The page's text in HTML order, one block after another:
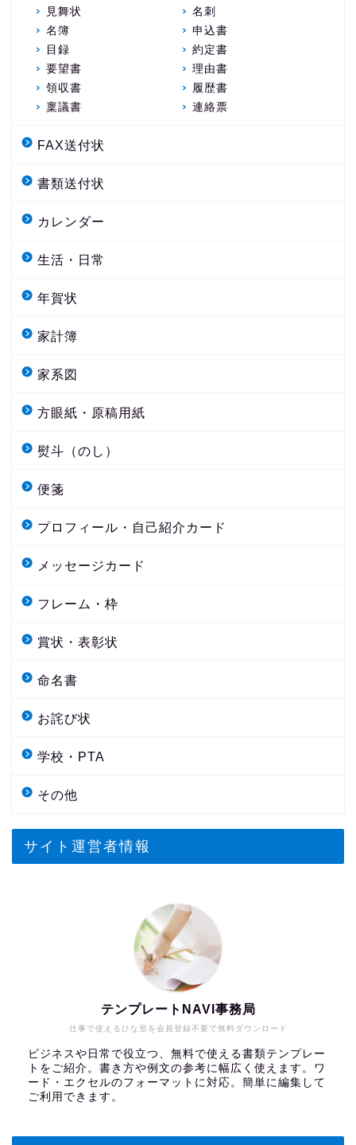
見舞状
名刺
名簿
申込書
目録
約定書
要望書
理由書
領収書
履歴書
稟議書
連絡票
FAX送付状
書類送付状
カレンダー
生活・日常
年賀状
家計簿
家系図
方眼紙・原稿用紙
熨斗（のし）
便箋
プロフィール・自己紹介カード
メッセージカード
フレーム・枠
賞状・表彰状
命名書
お詫び状
学校・PTA
その他
サイト運営者情報
仕事で使えるひな形を会員登録不要で無料ダウンロード
テンプレートNAVI事務局
ビジネスや日常で役立つ、無料で使える書類テンプレー
トをご紹介。書き方や例文の参考に幅広く使えます。ワ
ード・エクセルのフォーマットに対応。簡単に編集して
ご利用できます。